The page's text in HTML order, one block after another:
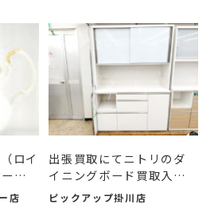
ロイ
ル
店
出張買取にてニトリのダ
イニングボード買取入荷
し...
ピックアップ掛川店